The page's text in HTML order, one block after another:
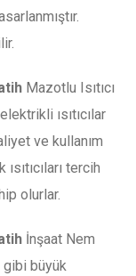
Mazotlu Isıtıcı
ısıtıcılar
ve kullanım
ısıtıcıları tercih
olurlar.
İnşaat Nem
gibi büyük